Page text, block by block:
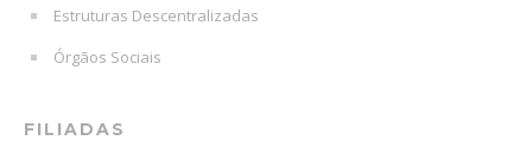
Estruturas Descentralizadas
Órgãos Sociais
FILIADAS